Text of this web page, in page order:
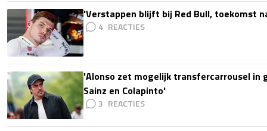
'Verstappen blijft bij Red Bull, toekomst
4
'Alonso zet mogelijk transfercarrousel in
Sainz en Colapinto'
3